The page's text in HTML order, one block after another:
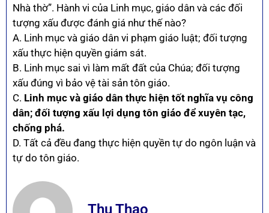
Nhà thờ”. Hành vi của Linh mục, giáo dân và các đối
tượng xấu được đánh giá như thế nào?
A. Linh mục và giáo dân vi phạm giáo luật; đối tượng
xấu thực hiện quyền giám sát.
B. Linh mục sai vì làm mất đất của Chúa; đối tượng
xấu đúng vì bảo vệ tài sản tôn giáo.
C. Linh mục và giáo dân thực hiện tốt nghĩa vụ công
dân; đối tượng xấu lợi dụng tôn giáo để xuyên tạc,
chống phá.
D. Tất cả đều đang thực hiện quyền tự do ngôn luận và
tự do tôn giáo.
Thu Thao